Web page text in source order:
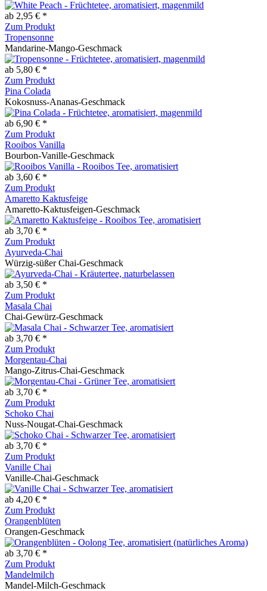
ab 2,95 € *
Zum Produkt
Tropensonne
Mandarine-Mango-Geschmack
ab 5,80 € *
Zum Produkt
Pina Colada
Kokosnuss-Ananas-Geschmack
ab 6,90 € *
Zum Produkt
Rooibos Vanilla
Bourbon-Vanille-Geschmack
ab 3,60 € *
Zum Produkt
Amaretto Kaktusfeige
Amaretto-Kaktusfeigen-Geschmack
ab 3,70 € *
Zum Produkt
Ayurveda-Chai
Würzig-süßer Chai-Geschmack
ab 3,50 € *
Zum Produkt
Masala Chai
Chai-Gewürz-Geschmack
ab 3,70 € *
Zum Produkt
Morgentau-Chai
Mango-Zitrus-Chai-Geschmack
ab 3,70 € *
Zum Produkt
Schoko Chai
Nuss-Nougat-Chai-Geschmack
ab 3,70 € *
Zum Produkt
Vanille Chai
Vanille-Chai-Geschmack
ab 4,20 € *
Zum Produkt
Orangenblüten
Orangen-Geschmack
ab 3,70 € *
Zum Produkt
Mandelmilch
Mandel-Milch-Geschmack